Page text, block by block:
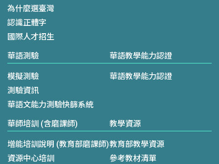
為什麼選臺灣
認識正體字
國際人才招生
華語測驗
模擬測驗
測驗資訊
華語文能力測驗快篩系統
華語教學能力認證
華語教學能力認證
華師培訓 (含磨課師)
增能培訓說明 (教育部磨課師)
資源中心培訓
教學資源
教育部教學資源
參考教材清單